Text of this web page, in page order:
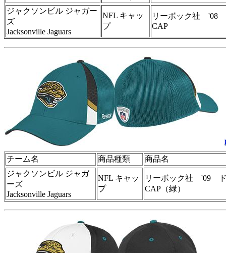
ジャクソンビル ジャガー
ズ
Jacksonville Jaguars
NFL キャッ
プ
リーボック社 '08
CAP
チーム名 商品種類
商品名
ジャクソンビル ジャガ
ーズ
Jacksonville Jaguars
NFL キャッ
プ
リーボック社 '09 ド
CAP（緑）